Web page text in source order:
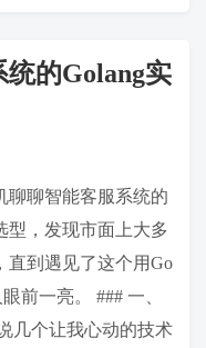
的Golang实
聊聊智能客服系统的
型，发现市面上大多
直到遇见了这个用Go
前一亮。 ### 一、
几个让我心动的技术